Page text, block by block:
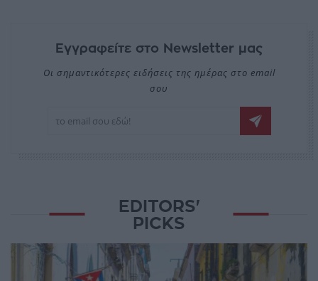
Εγγραφείτε στο Newsletter μας
Οι σημαντικότερες ειδήσεις της ημέρας στο email
σου
EDITORS'
PICKS